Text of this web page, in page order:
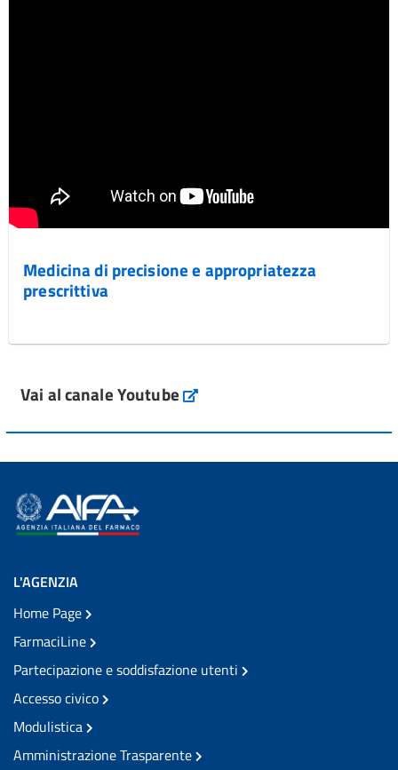
Medicina di precisione e appropriatezza
prescrittiva
Vai al canale Youtube
L'AGENZIA
Home Page
FarmaciLine
Partecipazione e soddisfazione utenti
Accesso civico
Modulistica
Amministrazione Trasparente